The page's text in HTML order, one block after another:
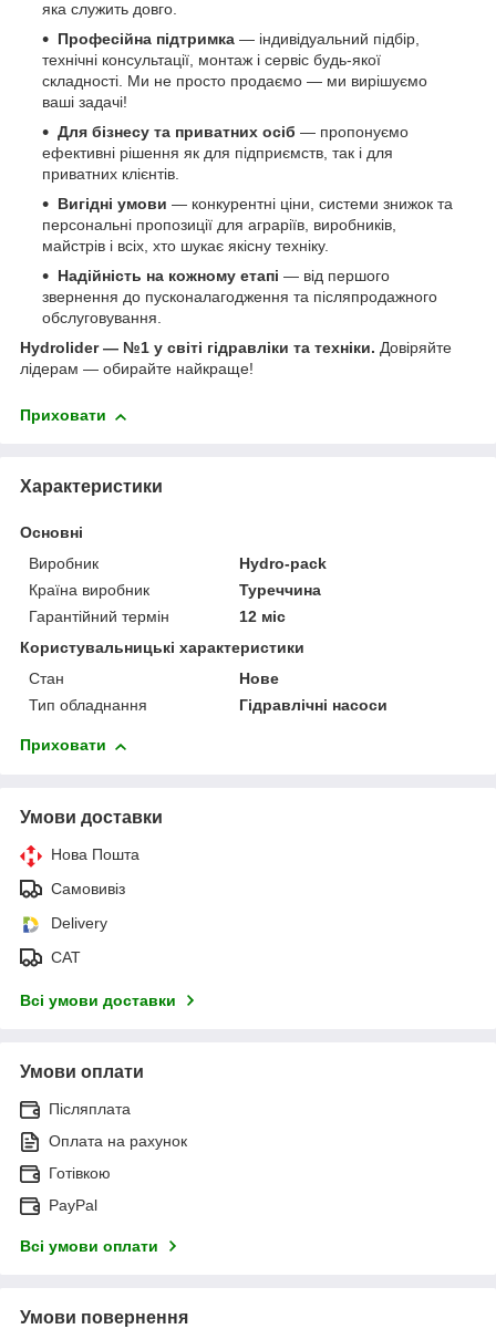
яка служить довго.
Професійна підтримка — індивідуальний підбір,
технічні консультації, монтаж і сервіс будь-якої
складності. Ми не просто продаємо — ми вирішуємо
ваші задачі!
Для бізнесу та приватних осіб — пропонуємо
ефективні рішення як для підприємств, так і для
приватних клієнтів.
Вигідні умови — конкурентні ціни, системи знижок та
персональні пропозиції для аграріїв, виробників,
майстрів і всіх, хто шукає якісну техніку.
Надійність на кожному етапі — від першого
звернення до пусконалагодження та післяпродажного
обслуговування.
Hydrolider — №1 у світі гідравліки та техніки. Довіряйте
лідерам — обирайте найкраще!
Приховати
Характеристики
Основні
Виробник
Hydro-pack
Країна виробник
Туреччина
Гарантійний термін
12 міс
Користувальницькі характеристики
Стан
Нове
Тип обладнання
Гідравлічні насоси
Приховати
Умови доставки
Нова Пошта
Самовивіз
Delivery
САТ
Всі умови доставки
Умови оплати
Післяплата
Оплата на рахунок
Готівкою
PayPal
Всі умови оплати
Умови повернення